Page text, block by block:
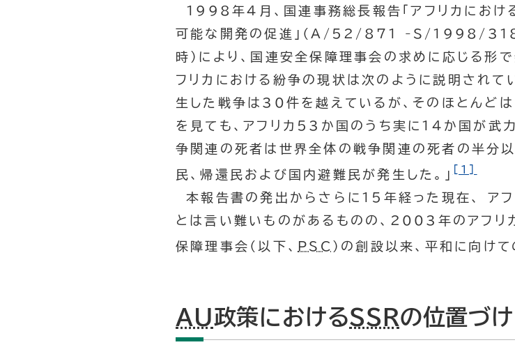
1998年4月、国連事務総長報告「アフリカにおけ
可能な開発の促進」（ A /52/871 - S /1998/318）
時）により、国連安全保障理事会の求めに応じる形
フリカにおける紛争の現状は次のように説明されて
生した戦争は30件を越えているが、そのほとんど
を見ても、アフリカ53か国のうち実に14か国が武
争関連の死者は世界全体の戦争関連の死者の半分
民、帰還民および国内避難民が発生した。」 [1]
本報告書の発出からさらに15年経った現在、 ア
とは言い難いものがあるものの、2003年のアフリカ
保障理事会（以下、 PSC ）の創設以来、平和に向け
AU政策におけるSSRの位置づけ